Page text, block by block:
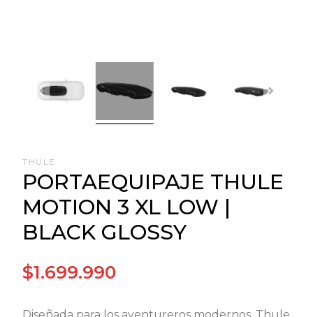
THULE
PORTAEQUIPAJE THULE
MOTION 3 XL LOW |
BLACK GLOSSY
$1.699.990
Diseñada para los aventureros modernos, Thule